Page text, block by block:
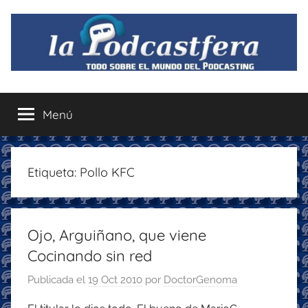
contenido
La
Podcastfera
el
mundo
del
podcasting
recomendaciones
disfrutar
podcastfera
Menú
Etiqueta: Pollo KFC
Ojo, Arguiñano, que viene
Cocinando sin red
Publicada el 19 Oct 2010 por DoctorGenoma